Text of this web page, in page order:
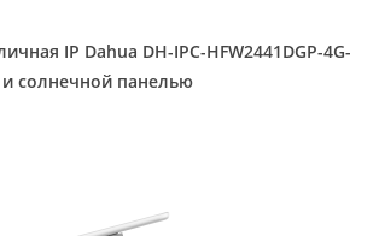
IP Dahua DH-IPC-HFW2441DGP-4G-
и солнечной панелью